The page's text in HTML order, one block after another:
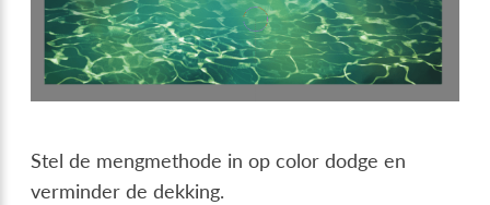
Stel de mengmethode in op color dodge en
verminder de dekking.